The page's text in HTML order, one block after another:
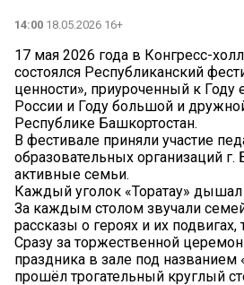
14:00 18.05.2026 16+
17 мая 2026 года в Конгресс-
состоялся Республиканский
ценности», приуроченный к Году
России и Году большой и
Республике Башкортостан.
В фестивале приняли участие
образовательных организаций г.
активные семьи.
Каждый уголок «Торатау»
За каждым столом звучали
рассказы о героях и их подвигах,
Сразу за торжественной
праздника в зале под
прошёл трогательный круглый